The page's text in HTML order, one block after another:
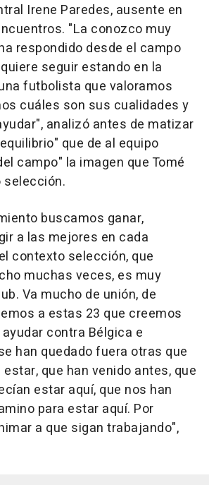
Irene Paredes, ausente en
"La conozco muy
respondido desde el campo
seguir estando en la
futbolista que valoramos
cuáles son sus cualidades y
analizó antes de matizar
que de al equipo
campo" la imagen que Tomé
selección.
buscamos ganar,
a las mejores en cada
contexto selección, que
muchas veces, es muy
Va mucho de unión, de
a estas 23 que creemos
contra Bélgica e
han quedado fuera otras que
que han venido antes, que
estar aquí, que nos han
para estar aquí. Por
a que sigan trabajando",